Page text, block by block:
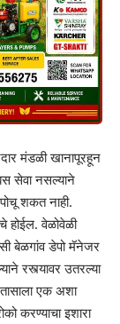
मंडळी खानापूरहून
सेवा नसल्याने
शकत नाही.
होईल. वेळोवेळी
बेळगांव डेपो मॅनेजर
रस्त्यावर उतरल्या
तासाला एक अशा
करण्याचा इशारा